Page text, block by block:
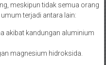
meskipun tidak semua orang
terjadi antara lain:
akibat kandungan aluminium
magnesium hidroksida.